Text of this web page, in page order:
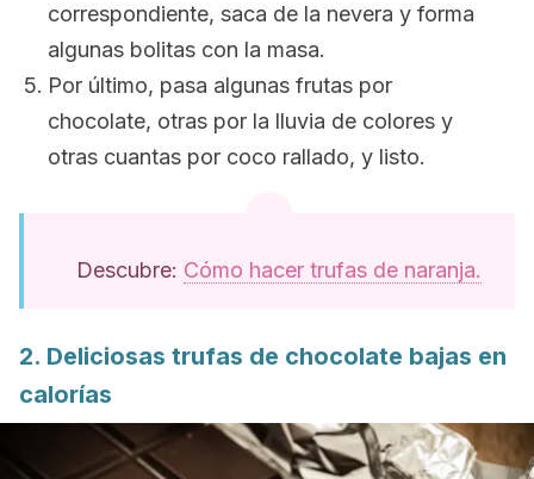
correspondiente, saca de la nevera y forma
algunas bolitas con la masa.
Por último, pasa algunas frutas por
chocolate, otras por la lluvia de colores y
otras cuantas por coco rallado, y listo.
Descubre: Cómo hacer trufas de naranja.
2. Deliciosas trufas de chocolate bajas en
calorías